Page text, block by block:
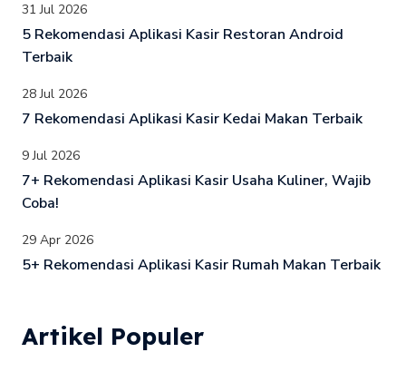
31 Jul 2026
5 Rekomendasi Aplikasi Kasir Restoran Android
Terbaik
28 Jul 2026
7 Rekomendasi Aplikasi Kasir Kedai Makan Terbaik
9 Jul 2026
7+ Rekomendasi Aplikasi Kasir Usaha Kuliner, Wajib
Coba!
29 Apr 2026
5+ Rekomendasi Aplikasi Kasir Rumah Makan Terbaik
Artikel Populer